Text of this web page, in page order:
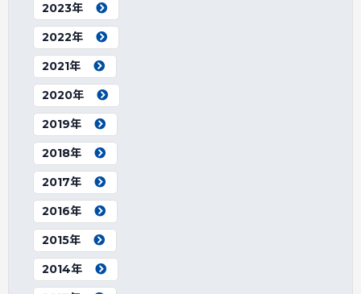
2023年
2022年
2021年
2020年
2019年
2018年
2017年
2016年
2015年
2014年